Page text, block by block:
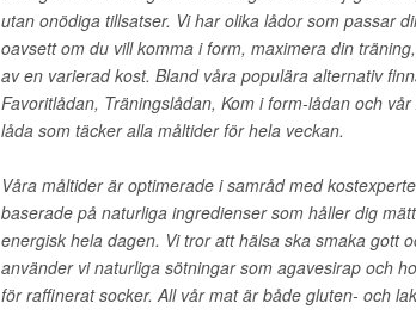
utan onödiga tillsatser. Vi har olika lådor som passar
oavsett om du vill komma i form, maximera din
av en varierad kost. Bland våra populära alternativ
Favoritlådan, Träningslådan, Kom i form-lådan och vår
låda som täcker alla måltider för hela veckan.
Våra måltider är optimerade i samråd med
baserade på naturliga ingredienser som håller dig
energisk hela dagen. Vi tror att hälsa ska smaka gott
använder vi naturliga sötningar som agavesirap och
för raffinerat socker. All vår mat är både gluten- och